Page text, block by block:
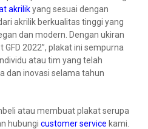
akrilikyang sesuai dengan
akrilik berkualitas tinggi yang
dan modern. Dengan ukiran
2022”, plakat ini sempurna
atau tim yang telah
dan inovasi selama tahun
atau membuat plakat serupa
hubungi customer service kami.